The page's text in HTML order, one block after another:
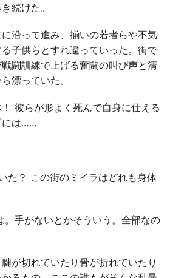
続けた。
沿って進み、揃いの若者らや不気
子供らとすれ違っていった。街で
闘訓練で上げる奮闘の叫び声と清
漂っていた。
彼らが形よく死んで自身に仕える
には……
た？ この街のミイラはどれも身体
。手がないとかそういう。全部なの
が切れていたり骨が折れていたり